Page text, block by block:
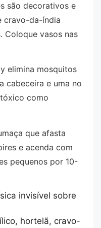
são decorativos e
cravo-da-índia
Coloque vasos nas
elimina mosquitos
cabeceira e uma no
como
que afasta
e acenda com
pequenos por 10-
invisível sobre
hortelã, cravo-